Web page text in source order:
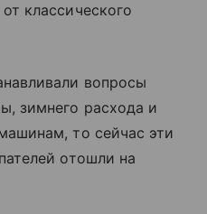
классического
вопросы
зимнего расхода и
то сейчас эти
отошли на